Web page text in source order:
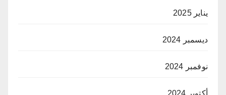
يناير 2025
ديسمبر 2024
نوفمبر 2024
أكتوبر 2024